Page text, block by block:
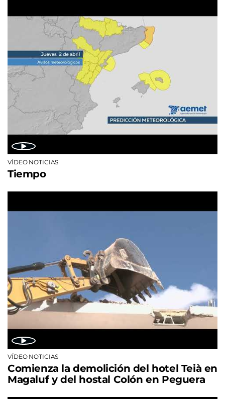
VÍDEO NOTICIAS
Tiempo
VÍDEO NOTICIAS
Comienza la demolición del hotel Teià en
Magaluf y del hostal Colón en Peguera